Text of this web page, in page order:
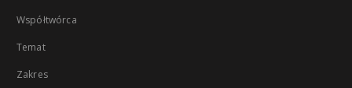
Współtwórca
Temat
Zakres